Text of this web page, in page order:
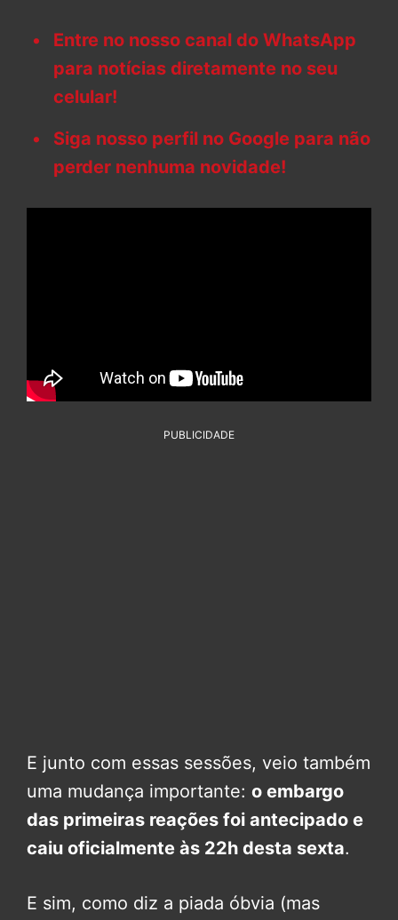
Entre no nosso canal do WhatsApp
para notícias diretamente no seu
celular!
Siga nosso perfil no Google para não
perder nenhuma novidade!
PUBLICIDADE
E junto com essas sessões, veio também
uma mudança importante: o embargo
das primeiras reações foi antecipado e
caiu oficialmente às 22h desta sexta.
E sim, como diz a piada óbvia (mas